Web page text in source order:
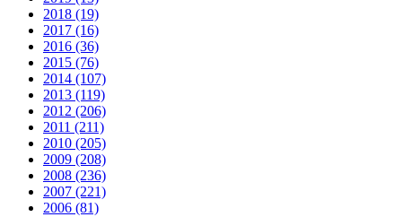
2018 (19)
2017 (16)
2016 (36)
2015 (76)
2014 (107)
2013 (119)
2012 (206)
2011 (211)
2010 (205)
2009 (208)
2008 (236)
2007 (221)
2006 (81)